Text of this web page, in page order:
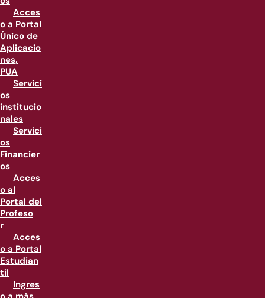
Acces
o a Portal
Único de
Aplicacio
nes,
PUA
Servici
os
institucio
nales
Servici
os
Financier
os
Acces
o al
Portal del
Profeso
r
Acces
o a Portal
Estudian
til
Ingres